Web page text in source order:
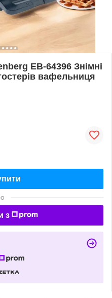
EB-64396 Знімні
вафельниця
з